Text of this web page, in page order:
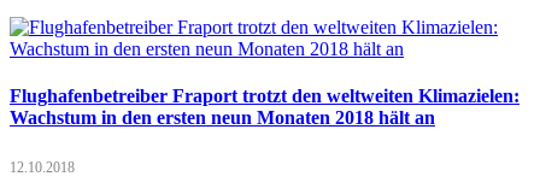
Flughafenbetreiber Fraport trotzt den weltweiten Klimazielen:
Wachstum in den ersten neun Monaten 2018 hält an
12.10.2018